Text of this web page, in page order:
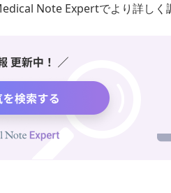
Note Expertでより詳しく